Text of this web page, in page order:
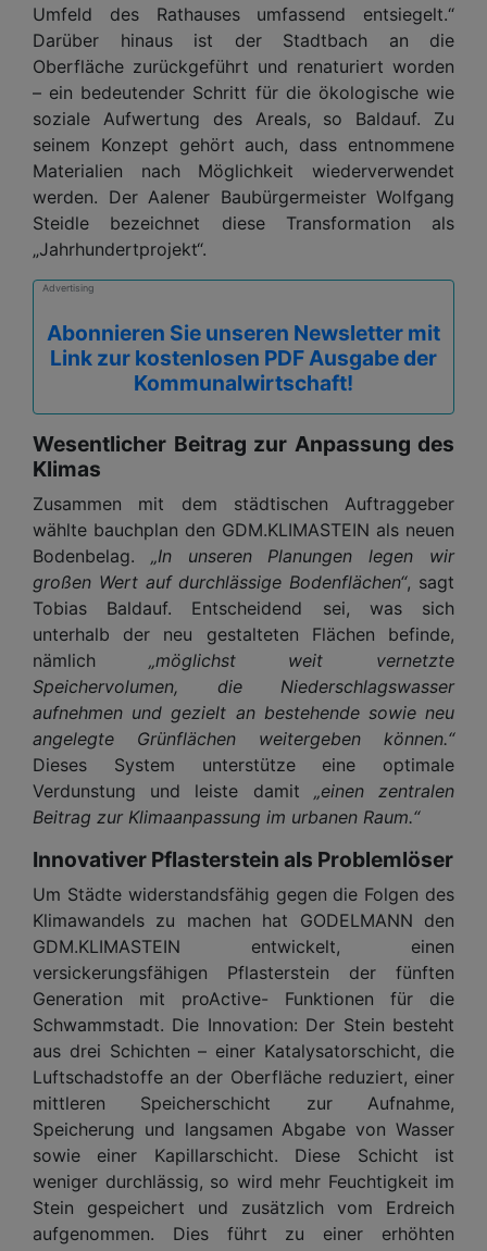
Umfeld des Rathauses umfassend entsiegelt.“
Darüber hinaus ist der Stadtbach an die
Oberfläche zurückgeführt und renaturiert worden
– ein bedeutender Schritt für die ökologische wie
soziale Aufwertung des Areals, so Baldauf. Zu
seinem Konzept gehört auch, dass entnommene
Materialien nach Möglichkeit wiederverwendet
werden. Der Aalener Baubürgermeister Wolfgang
Steidle bezeichnet diese Transformation als
„Jahrhundertprojekt“.
Advertising
Abonnieren Sie unseren Newsletter mit
Link zur kostenlosen PDF Ausgabe der
Kommunalwirtschaft!
Wesentlicher Beitrag zur Anpassung des
Klimas
Zusammen mit dem städtischen Auftraggeber
wählte bauchplan den GDM.KLIMASTEIN als neuen
Bodenbelag. „In unseren Planungen legen wir
großen Wert auf durchlässige Bodenflächen“, sagt
Tobias Baldauf. Entscheidend sei, was sich
unterhalb der neu gestalteten Flächen befinde,
nämlich „möglichst weit vernetzte
Speichervolumen, die Niederschlagswasser
aufnehmen und gezielt an bestehende sowie neu
angelegte Grünflächen weitergeben können.“
Dieses System unterstütze eine optimale
Verdunstung und leiste damit „einen zentralen
Beitrag zur Klimaanpassung im urbanen Raum.“
Innovativer Pflasterstein als Problemlöser
Um Städte widerstandsfähig gegen die Folgen des
Klimawandels zu machen hat GODELMANN den
GDM.KLIMASTEIN entwickelt, einen
versickerungsfähigen Pflasterstein der fünften
Generation mit proActive- Funktionen für die
Schwammstadt. Die Innovation: Der Stein besteht
aus drei Schichten – einer Katalysatorschicht, die
Luftschadstoffe an der Oberfläche reduziert, einer
mittleren Speicherschicht zur Aufnahme,
Speicherung und langsamen Abgabe von Wasser
sowie einer Kapillarschicht. Diese Schicht ist
weniger durchlässig, so wird mehr Feuchtigkeit im
Stein gespeichert und zusätzlich vom Erdreich
aufgenommen. Dies führt zu einer erhöhten